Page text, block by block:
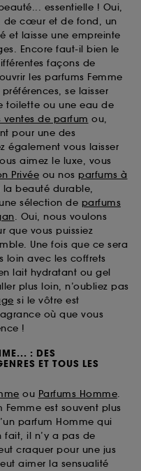
essentielle ! Oui,
de cœur et de fond, un
et laisse une empreinte
Encore faut-il bien le
façons de
les parfums Femme
se laisser
toilette ou une eau de
ventes de parfum ou,
pour une des
également vous laisser
aimez le luxe, vous
Privée ou nos parfums à
la beauté durable,
sélection de parfums
. Oui, nous voulons
que vous puissiez
Une fois que ce sera
loin avec les coffrets
lait hydratant ou gel
plus loin, n’oubliez pas
si le vôtre est
où que vous
!
: DES
ET TOUS LES
ou Parfums Homme.
est souvent plus
parfum Homme qui
fait, il n’y a pas de
craquer pour une jus
aimer la sensualité